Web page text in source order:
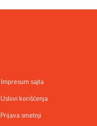
Impresum sajta
Uslovi korišćenja
Prijava smetnji